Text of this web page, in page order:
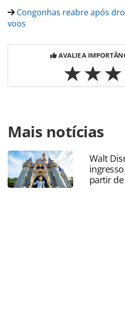
Congonhas reabre após
voos
AVALIE A
https://www.panrotas.com.br/
turismo/destinos/2017/11/
vizinho-para-dividir-
ferramentas oferecidas na
produzido pela PANROTAS
legislação brasileira sobre
Mais notícias
Walt
partir de